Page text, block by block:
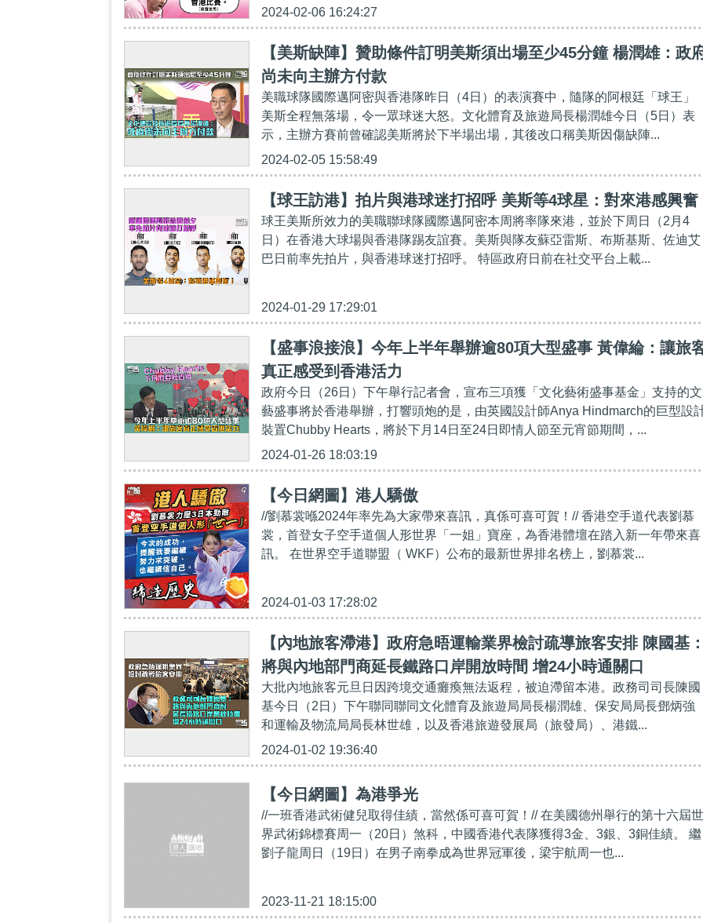
2024-02-06 16:24:27
【美斯缺陣】贊助條件訂明美斯須出場至少45分鐘 楊潤雄：政
尚未向主辦方付款
美職球隊國際邁阿密與香港隊昨日（4日）的表演賽中，隨隊的阿根廷「球王」
美斯全程無落場，令一眾球迷大怒。文化體育及旅遊局長楊潤雄今日（5日）表
示，主辦方賽前曾確認美斯將於下半場出場，其後改口稱美斯因傷缺陣...
2024-02-05 15:58:49
【球王訪港】拍片與港球迷打招呼 美斯等4球星：對來港感興奮
球王美斯所效力的美職聯球隊國際邁阿密本周將率隊來港，並於下周日（2月4
日）在香港大球場與香港隊踢友誼賽。美斯與隊友蘇亞雷斯、布斯基斯、佐迪艾
巴日前率先拍片，與香港球迷打招呼。 特區政府日前在社交平台上載...
2024-01-29 17:29:01
【盛事浪接浪】今年上半年舉辦逾80項大型盛事 黃偉綸：讓旅
真正感受到香港活力
政府今日（26日）下午舉行記者會，宣布三項獲「文化藝術盛事基金」支持的文
藝盛事將於香港舉辦，打響頭炮的是，由英國設計師Anya Hindmarch的巨型設
裝置Chubby Hearts，將於下月14日至24日即情人節至元宵節期間，...
2024-01-26 18:03:19
【今日網圖】港人驕傲
//劉慕裳喺2024年率先為大家帶來喜訊，真係可喜可賀！// 香港空手道代表劉慕
裳，首登女子空手道個人形世界「一姐」寶座，為香港體壇在踏入新一年帶來喜
訊。 在世界空手道聯盟（ WKF）公布的最新世界排名榜上，劉慕裳...
2024-01-03 17:28:02
【內地旅客滯港】政府急晤運輸業界檢討疏導旅客安排 陳國基
將與內地部門商延長鐵路口岸開放時間 增24小時通關口
大批內地旅客元旦日因跨境交通癱瘓無法返程，被迫滯留本港。政務司司長陳國
基今日（2日）下午聯同聯同文化體育及旅遊局局長楊潤雄、保安局局長鄧炳強
和運輸及物流局局長林世雄，以及香港旅遊發展局（旅發局）、港鐵...
2024-01-02 19:36:40
【今日網圖】為港爭光
//一班香港武術健兒取得佳績，當然係可喜可賀！// 在美國德州舉行的第十六屆世
界武術錦標賽周一（20日）煞科，中國香港代表隊獲得3金、3銀、3銅佳績。 繼
劉子龍周日（19日）在男子南拳成為世界冠軍後，梁宇航周一也...
2023-11-21 18:15:00